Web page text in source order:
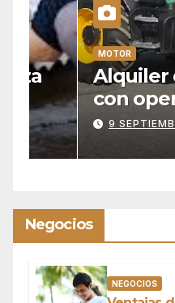
MOTOR
Alquiler de
con operador
9 SEPTIEMBRE,
Negocios
NEGOCIOS